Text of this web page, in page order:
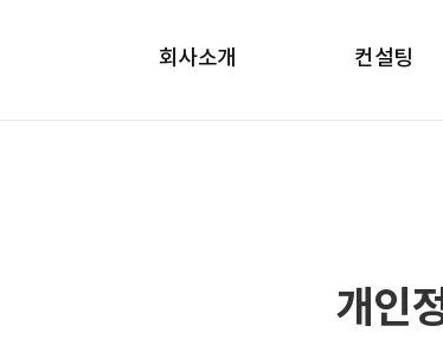
회사소개 컨설팅
개인